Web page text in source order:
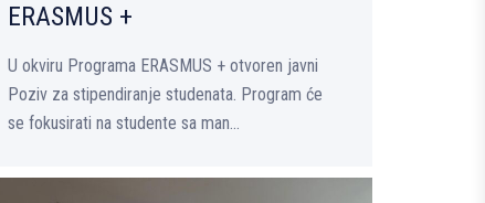
ERASMUS +
U okviru Programa ERASMUS + otvoren javni
Poziv za stipendiranje studenata. Program će
se fokusirati na studente sa man...